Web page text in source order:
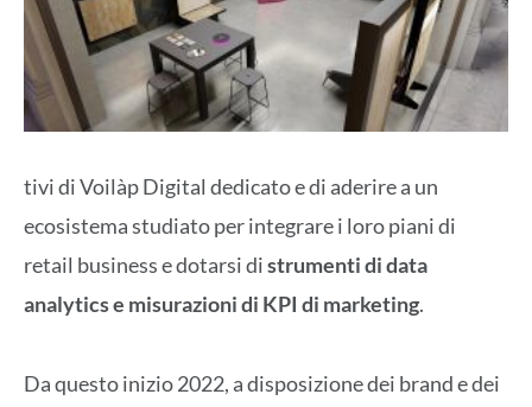
tivi di Voilàp Digital dedicato e di aderire a un
ecosistema studiato per integrare i loro piani di
retail business e dotarsi distrumenti di data
analytics e misurazioni di KPI di marketing.
Da questo inizio 2022, a disposizione dei brand e dei